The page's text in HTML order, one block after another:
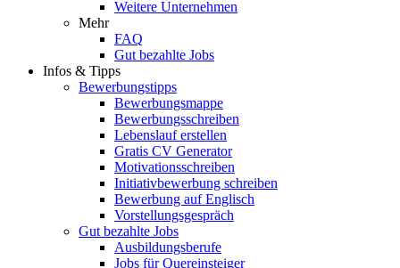
Weitere Unternehmen
Mehr
FAQ
Gut bezahlte Jobs
Infos & Tipps
Bewerbungstipps
Bewerbungsmappe
Bewerbungsschreiben
Lebenslauf erstellen
Gratis CV Generator
Motivationsschreiben
Initiativbewerbung schreiben
Bewerbung auf Englisch
Vorstellungsgespräch
Gut bezahlte Jobs
Ausbildungsberufe
Jobs für Quereinsteiger